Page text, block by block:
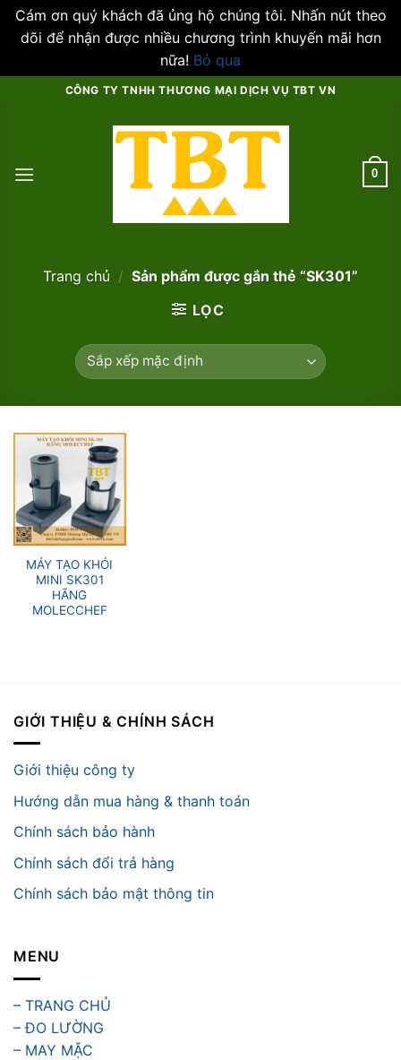
Cám ơn quý khách đã ủng hộ chúng tôi. Nhấn nút theo
dõi để nhận được nhiều chương trình khuyến mãi hơn
nữa! Bỏ qua
CÔNG TY TNHH THƯƠNG MẠI DỊCH VỤ TBT VN
0
Trang chủ / Sản phẩm được gắn thẻ “SK301”
LỌC
MÁY TẠO KHÓI
MINI SK301
HÃNG
MOLECCHEF
GIỚI THIỆU & CHÍNH SÁCH
Giới thiệu công ty
Hướng dẫn mua hàng & thanh toán
Chính sách bảo hành
Chính sách đổi trả hàng
Chính sách bảo mật thông tin
MENU
– TRANG CHỦ
– ĐO LƯỜNG
– MAY MẶC